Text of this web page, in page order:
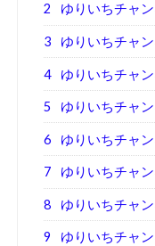
2 ゆりいちチャ
3 ゆりいちチャ
4 ゆりいちチャ
5 ゆりいちチャ
6 ゆりいちチャ
7 ゆりいちチャ
8 ゆりいちチャ
9 ゆりいちチャ